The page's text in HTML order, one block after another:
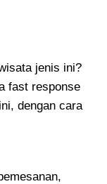
jenis ini?
fast response
dengan cara